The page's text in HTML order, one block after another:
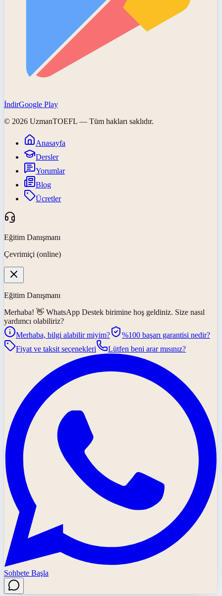
İndirGoogle Play
© 2026 UzmanTOEFL — Tüm hakları saklıdır.
Anasayfa
Dersler
Yorumlar
Blog
Ücretler
Eğitim Danışmanı
Çevrimiçi (online)
Eğitim Danışmanı
Merhaba! 👋 WhatsApp Destek birimine hoş geldiniz. Size nasıl
yardımcı olabiliriz?
Merhaba, bilgi alabilir miyim?
%100 başarı garantisi nedir?
Fiyat ve taksit seçenekleri
Lütfen beni arar mısınız?
Sohbete Başla